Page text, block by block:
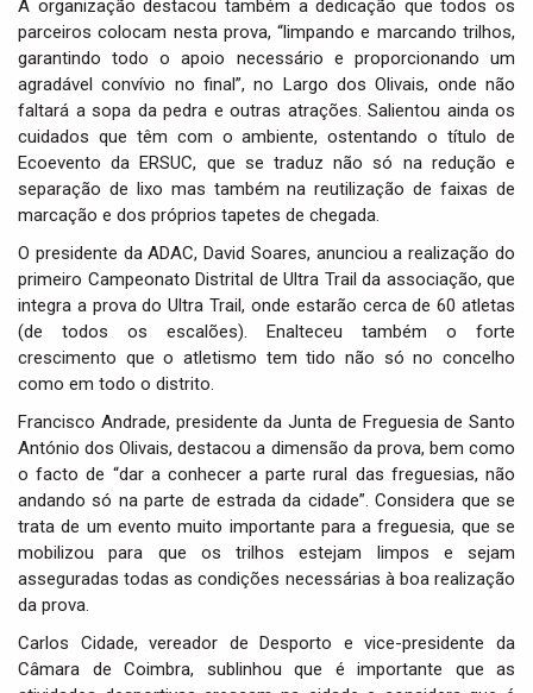
A organização destacou também a dedicação que todos os
parceiros colocam nesta prova, “limpando e marcando trilhos,
garantindo todo o apoio necessário e proporcionando um
agradável convívio no final”, no Largo dos Olivais, onde não
faltará a sopa da pedra e outras atrações. Salientou ainda os
cuidados que têm com o ambiente, ostentando o título de
Ecoevento da ERSUC, que se traduz não só na redução e
separação de lixo mas também na reutilização de faixas de
marcação e dos próprios tapetes de chegada.
O presidente da ADAC, David Soares, anunciou a realização do
primeiro Campeonato Distrital de Ultra Trail da associação, que
integra a prova do Ultra Trail, onde estarão cerca de 60 atletas
(de todos os escalões). Enalteceu também o forte
crescimento que o atletismo tem tido não só no concelho
como em todo o distrito.
Francisco Andrade, presidente da Junta de Freguesia de Santo
António dos Olivais, destacou a dimensão da prova, bem como
o facto de “dar a conhecer a parte rural das freguesias, não
andando só na parte de estrada da cidade”. Considera que se
trata de um evento muito importante para a freguesia, que se
mobilizou para que os trilhos estejam limpos e sejam
asseguradas todas as condições necessárias à boa realização
da prova.
Carlos Cidade, vereador de Desporto e vice-presidente da
Câmara de Coimbra, sublinhou que é importante que as